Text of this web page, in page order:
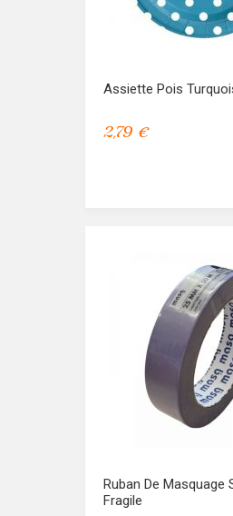
Assiette Pois
2,79 €
Ruban De Masquage
Fragile